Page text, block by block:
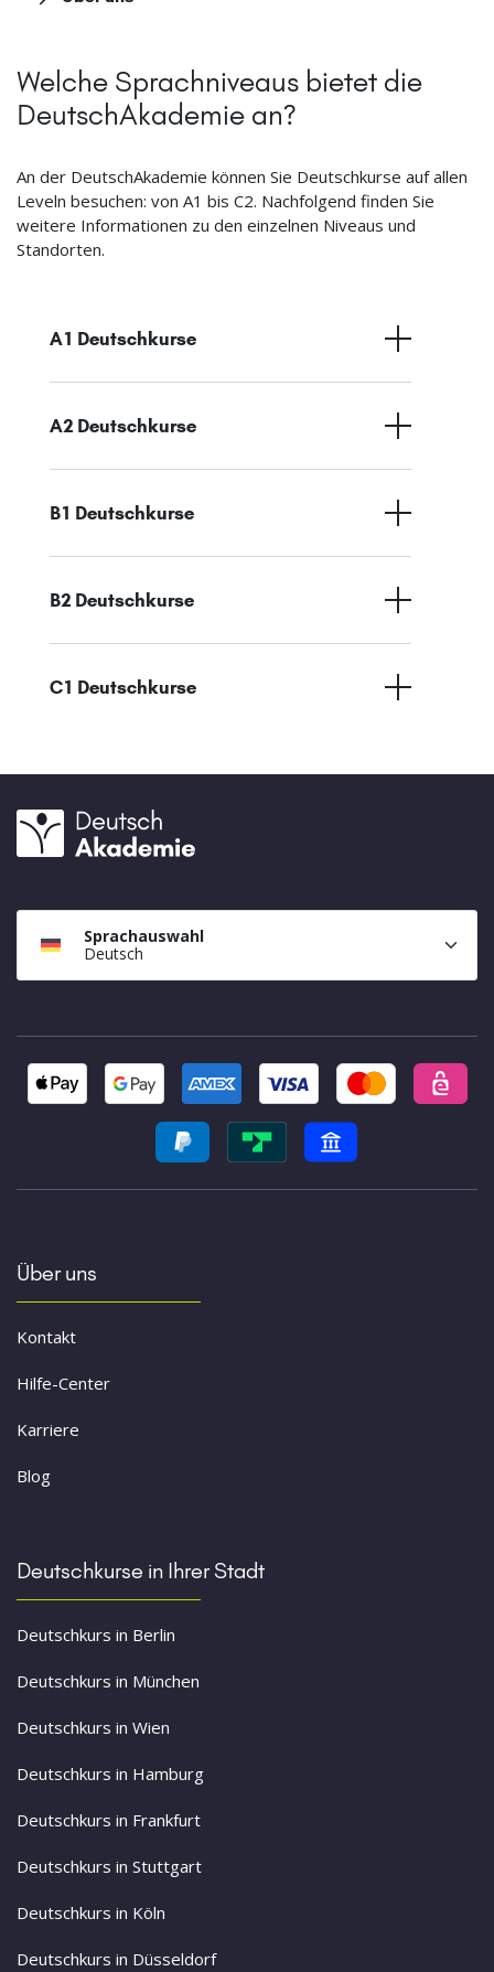
Welche Sprachniveaus bietet die
DeutschAkademie an?
An der DeutschAkademie können Sie Deutschkurse auf allen
Leveln besuchen: von A1 bis C2. Nachfolgend finden Sie
weitere Informationen zu den einzelnen Niveaus und
Standorten.
A1 Deutschkurse
A2 Deutschkurse
B1 Deutschkurse
B2 Deutschkurse
C1 Deutschkurse
Sprachauswahl
Deutsch
Über uns
Kontakt
Hilfe-Center
Karriere
Blog
Deutschkurse in Ihrer Stadt
Deutschkurs in Berlin
Deutschkurs in München
Deutschkurs in Wien
Deutschkurs in Hamburg
Deutschkurs in Frankfurt
Deutschkurs in Stuttgart
Deutschkurs in Köln
Deutschkurs in Düsseldorf